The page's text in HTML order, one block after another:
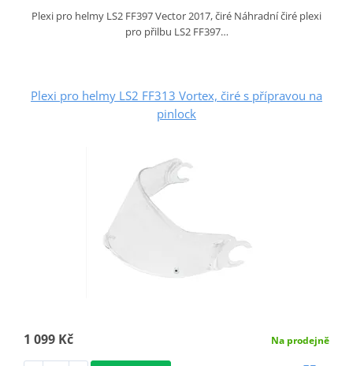
Plexi pro helmy LS2 FF397 Vector 2017, čiré Náhradní čiré plexi
pro přilbu LS2 FF397…
Plexi pro helmy LS2 FF313 Vortex, čiré s přípravou na
pinlock
1 099 Kč Na prodejně